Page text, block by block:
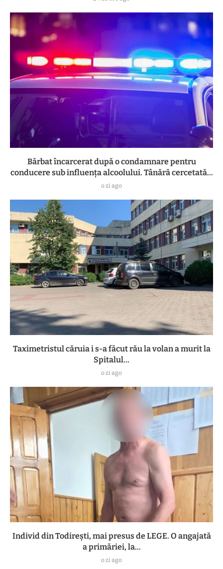
Bărbat încarcerat după o condamnare pentru
conducere sub influența alcoolului. Tânără cercetată...
o zi ago
Taximetristul căruia i s-a făcut rău la volan a murit la
Spitalul...
o zi ago
Individ din Todirești, mai presus de LEGE. O angajată
a primăriei, la...
o zi ago